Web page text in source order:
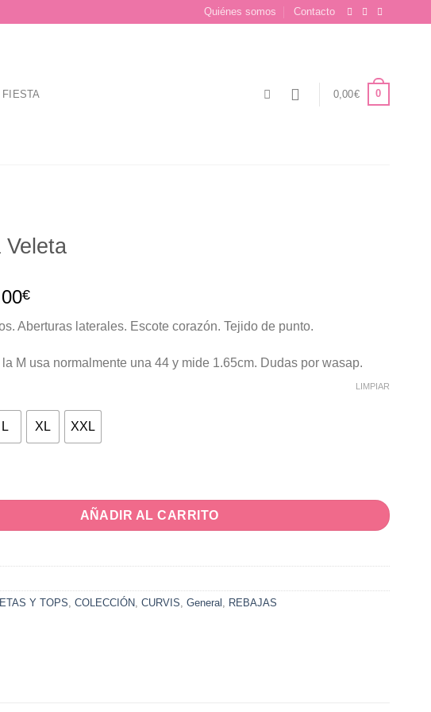
Quiénes somos Contacto
FIESTA 0,00€ 0
Veleta
€El
actual
26,00€.
Aberturas laterales. Escote corazón. Tejido de punto.
M usa normalmente una 44 y mide 1.65cm. Dudas por wasap.
L XL XXL
LIMPIAR
AÑADIR AL CARRITO
Y TOPS, COLECCIÓN, CURVIS, General , REBAJAS